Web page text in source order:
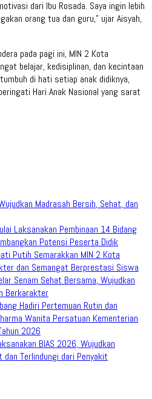
dari Ibu Rosada. Saya ingin lebih
orang tua dan guru,” ujar Aisyah,
pada pagi ini, MIN 2 Kota
belajar, kedisiplinan, dan kecintaan
di hati setiap anak didiknya,
Hari Anak Nasional yang sarat
Madrasah Bersih, Sehat, dan
Laksanakan Pembinaan 14 Bidang
Potensi Peserta Didik
Putih Semarakkan MIN 2 Kota
dan Semangat Berprestasi Siswa
Senam Sehat Bersama, Wujudkan
Berkarakter
Hadiri Pertemuan Rutin dan
Wanita Persatuan Kementerian
2026
BIAS 2026, Wujudkan
dan Terlindungi dari Penyakit